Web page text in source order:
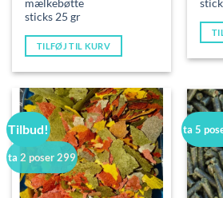
mælkebøtte
sticks 25 gr
TILFØJ TIL KURV
Tilbud!
ta 2 poser 299
ta 5